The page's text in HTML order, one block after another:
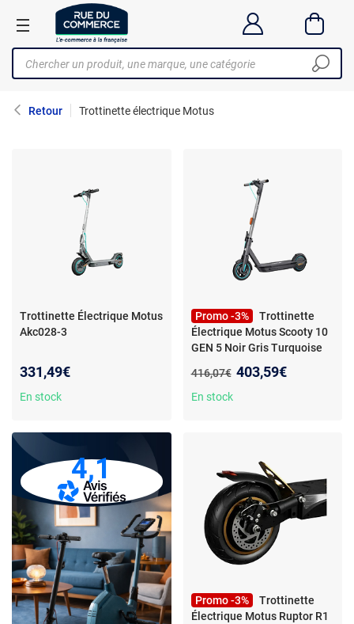
Retour Trottinette électrique Motus
Trottinette Électrique Motus
Akc028-3
331,49€
En stock
Promo -3%
Trottinette
Électrique Motus Scooty 10
GEN 5 Noir Gris Turquoise
Ancien prix :
416,07€ Nouveau prix :
403,59€
En stock
4,1
Promo -3%
Trottinette
Électrique Motus Ruptor R1